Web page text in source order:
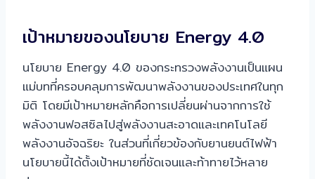
เป้าหมายของนโยบาย Energy 4.0
นโยบาย Energy 4.0 ของกระทรวงพลังงานเป็นแผน
แม่บทที่ครอบคลุมการพัฒนาพลังงานของประเทศในทุก
มิติ โดยมีเป้าหมายหลักคือการเปลี่ยนผ่านจากการใช้
พลังงานฟอสซิลไปสู่พลังงานสะอาดและเทคโนโลยี
พลังงานอัจฉริยะ ในส่วนที่เกี่ยวข้องกับยานยนต์ไฟฟ้า
นโยบายนี้ได้ตั้งเป้าหมายที่ชัดเจนและท้าทายไว้หลาย